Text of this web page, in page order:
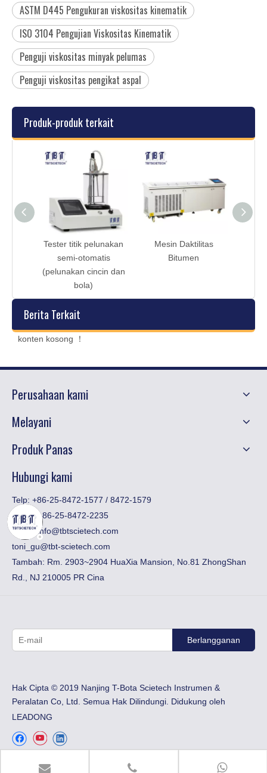
ASTM D445 Pengukuran viskositas kinematik
ISO 3104 Pengujian Viskositas Kinematik
Penguji viskositas minyak pelumas
Penguji viskositas pengikat aspal
Produk-produk terkait
Tester titik pelunakan
semi-otomatis
(pelunakan cincin dan
bola)
Mesin Daktilitas
Bitumen
Berita Terkait
konten kosong ！
Perusahaan kami
Melayani
Produk Panas
Hubungi kami
Telp: +86-25-8472-1577 / 8472-1579
Faks:​+ 86-25-8472-2235
Email: info@tbtscietech.com
toni_gu@tbt-scietech.com
Tambah: Rm. 2903~2904 HuaXia Mansion, No.81 ZhongShan
Rd., NJ 210005 PR Cina
Berlangganan
Hak Cipta © 2019 Nanjing T-Bota Scietech Instrumen &
Peralatan Co, Ltd. Semua Hak Dilindungi. Didukung oleh
LEADONG